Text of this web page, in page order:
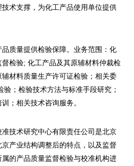
术支撑，为化工产品使用单位提供
质量提供检验保障。业务范围：化
检验; 化工产品及其原辅材料仲裁检
材料质量生产许可证检验；相关委
；检验技术方法与标准手段研究；
；相关技术咨询服务。
技术研究中心有限责任公司是北京
产业结构调整后的特点，以及监督
的产品质量监督检验与校准机构进